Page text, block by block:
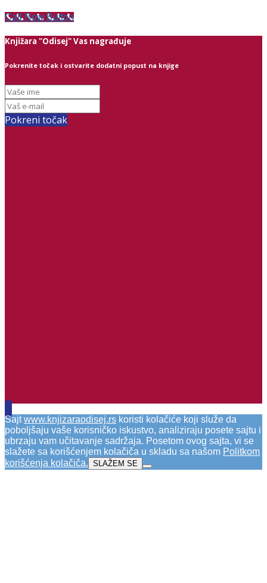
Call Now Button
Knjižara "Odisej" Vas nagrađuje
Pokrenite točak i ostvarite dodatni popust na knjige
Pokreni točak
Sajtwww.knjizaraodisej.rs koristi kolačiće koji služe da
poboljšaju vaše korisničko iskustvo, analiziraju posete sajtu i
ubrzaju vam učitavanje sadržaja. Posetom ovog sajta, vi se
slažete sa korišćenjem kolačiča u skladu sa našom Politkom
korišćenja kolačiča. SLAŽEM SE